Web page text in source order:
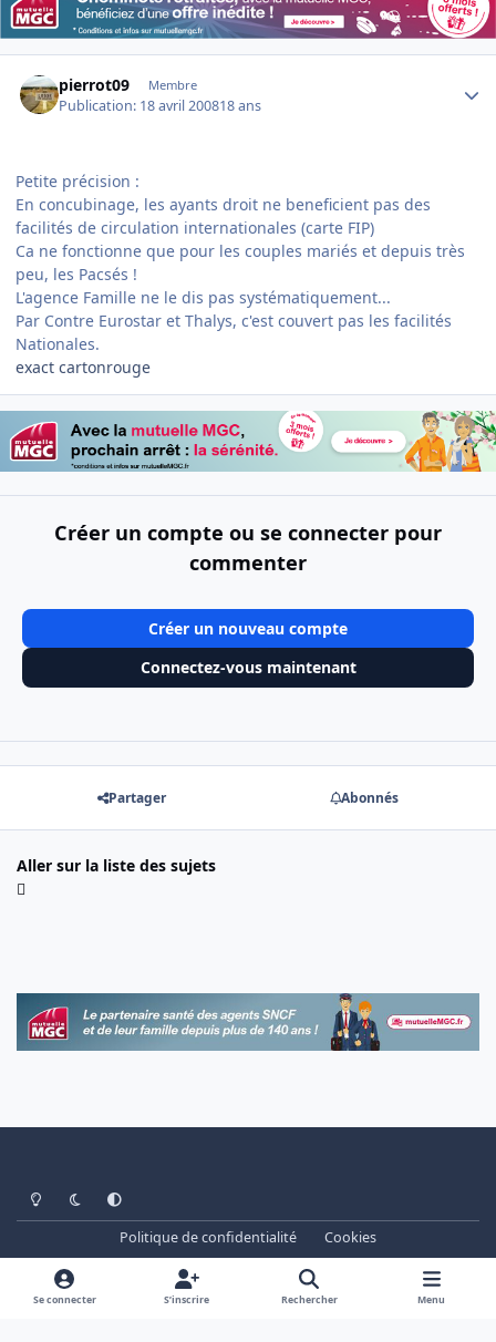
pierrot09 Membre
Publication: 18 avril 200818 ans
Petite précision :
En concubinage, les ayants droit ne beneficient pas des
facilités de circulation internationales (carte FIP)
Ca ne fonctionne que pour les couples mariés et depuis très
peu, les Pacsés !
L'agence Famille ne le dis pas systématiquement...
Par Contre Eurostar et Thalys, c'est couvert pas les facilités
Nationales.
exact cartonrouge
Créer un compte ou se connecter pour
commenter
Créer un nouveau compte
Connectez-vous maintenant
Partager Abonnés
Aller sur la liste des sujets
Light ModeDark ModeSystem Preference
Politique de confidentialité
Cookies
www.cheminots.net - Forum Libre depuis 2003
Powered by
Invision Community
Se connecter S’inscrire Rechercher Menu